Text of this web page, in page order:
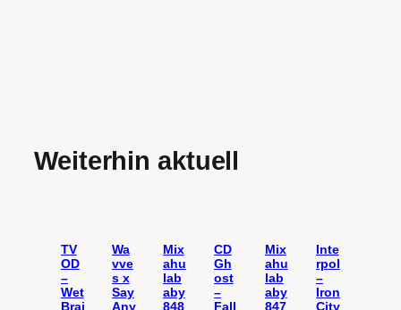
Weiterhin aktuell
TV
OD
–
Wet
Brai
Wa
vve
s x
Say
Any
Mix
ahu
lab
aby
848
CD
Gh
ost
–
Fall
Mix
ahu
lab
aby
847
Inte
rpol
–
Iron
City